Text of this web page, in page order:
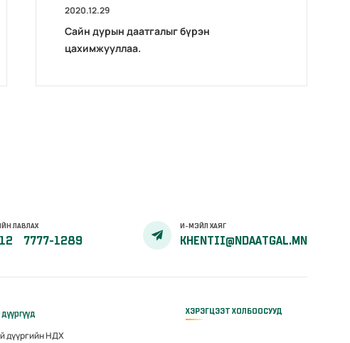
2020.12.29
Сайн дурын даатгалыг бүрэн
цахимжууллаа.
ЛАВЛАХ
7777-1289
И-МЭЙЛ ХАЯГ
KHENTII@NDAATGAL.MN
дүүргийн НДХ
ХЭРЭГЦЭЭТ ХОЛБООСУУД